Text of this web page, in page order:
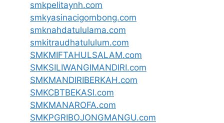
smkpelitaynh.com
smkyasinacigombong.com
smknahdatululama.com
smkitraudhatululum.com
SMKMIFTAHULSALAM.com
SMKSILIWANGIMANDIRI.com
SMKMANDIRIBERKAH.com
SMKCBTBEKASI.com
SMKMANAROFA.com
SMKPGRIBOJONGMANGU.com